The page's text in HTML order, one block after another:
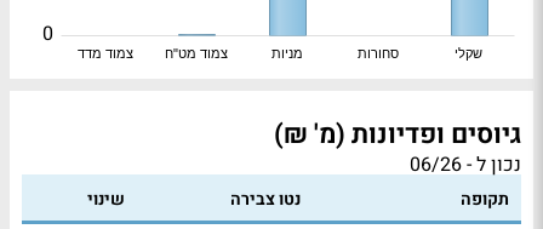
צמוד מדד צמוד מט"ח מניות סחורות שקלי
0
גיוסים ופדיונות (מ' ₪)
נכון ל - 06/26
תקופה נטו צבירה
שינוי